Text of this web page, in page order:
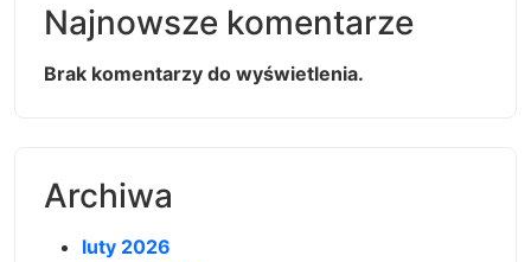
Najnowsze komentarze
Brak komentarzy do wyświetlenia.
Archiwa
luty 2026